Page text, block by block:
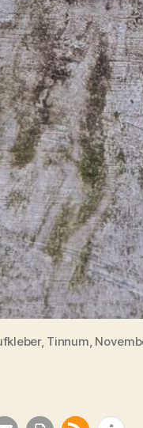
Tinnum,